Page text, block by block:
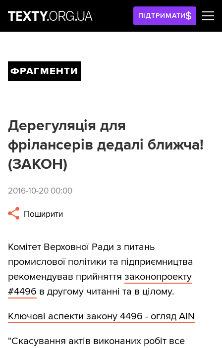
ПІДТРИМАТИ
ФРАГМЕНТИ
Дерегуляція для
фрілансерів дедалі ближча!
(ЗАКОН)
2016-10-20 00:00
Поширити
Комітет Верховної Ради з питань
промислової політики та підприємництва
рекомендував прийняття законопроекту
#4496 в другому читанні та в цілому.
Ключові аспекти закону 4496 - огляд АIN
"Скасування актів виконаних робіт все